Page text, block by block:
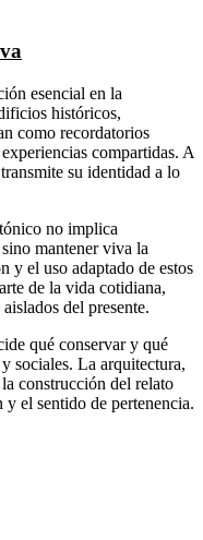
esencial en la
históricos,
como recordatorios
compartidas. A
su identidad a lo
no implica
mantener viva la
y el uso adaptado de estos
de la vida cotidiana,
del presente.
qué conservar y qué
sociales. La arquitectura,
construcción del relato
el sentido de pertenencia.